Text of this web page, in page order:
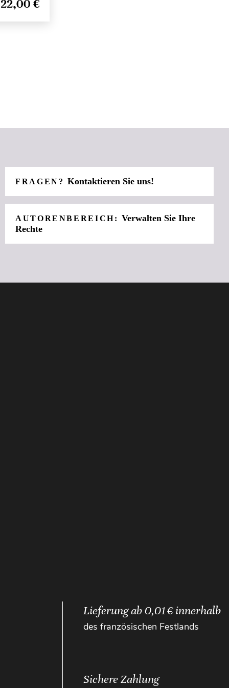
22,00 €
FRAGEN?Kontaktieren Sie uns!
AUTORENBEREICH:Verwalten Sie Ihre
Rechte
Lieferung ab 0,01 € innerhalb
des französischen Festlands
Sichere Zahlung